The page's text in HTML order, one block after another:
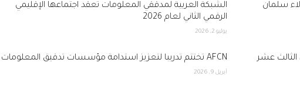
سلمان
الشبكة العربية لمدققي المعلومات تعقد اجتماعها الإقليمي
الرقمي الثاني لعام 2026
يوليو 2, 2026
الثالث عشر
AFCN تختتم تدريباً لتعزيز استدامة مؤسسات تدقيق المعلومات
أبريل 9, 2026